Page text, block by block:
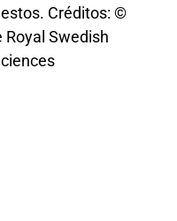
Créditos: ©
Swedish